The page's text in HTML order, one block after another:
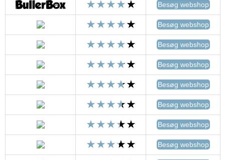
Besøg webshop
Besøg webshop
Besøg webshop
Besøg webshop
Besøg webshop
Besøg webshop
Besøg webshop
Besøg webshop